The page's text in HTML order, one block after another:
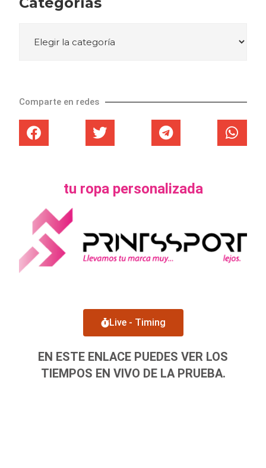
Comparte en redes
tu ropa personalizada
Live - Timing
EN ESTE ENLACE PUEDES VER LOS
TIEMPOS EN VIVO DE LA PRUEBA.